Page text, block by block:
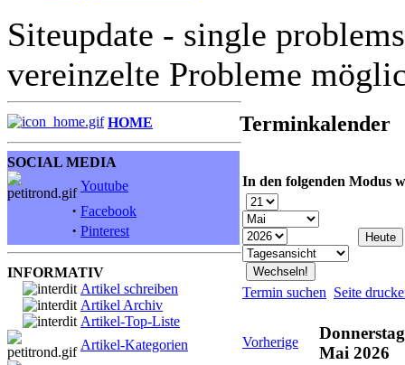
Siteupdate - single
vereinzelte Probleme
HOME
SOCIAL MEDIA
Youtube
· Facebook
· Pinterest
INFORMATIV
Artikel schreiben
Artikel Archiv
Artikel-Top-Liste
Artikel-Kategorien
Terminkalender
In den folgenden Modus
Termin suchen Seite
Vorherige
Mai 2026